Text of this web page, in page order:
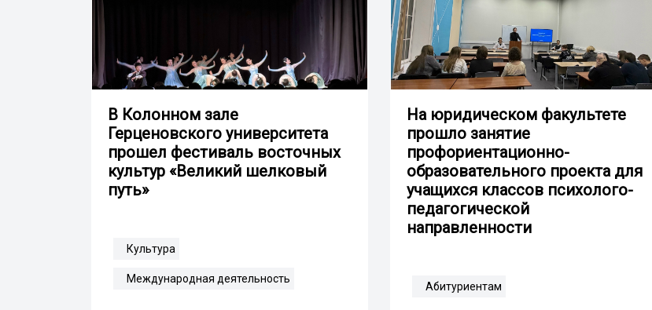
В Колонном зале
Герценовского университета
прошел фестиваль восточных
культур «Великий шелковый
путь»
Культура
Международная деятельность
На юридическом факультете
прошло занятие
профориентационно-
образовательного проекта для
учащихся классов психолого-
педагогической
направленности
Абитуриентам